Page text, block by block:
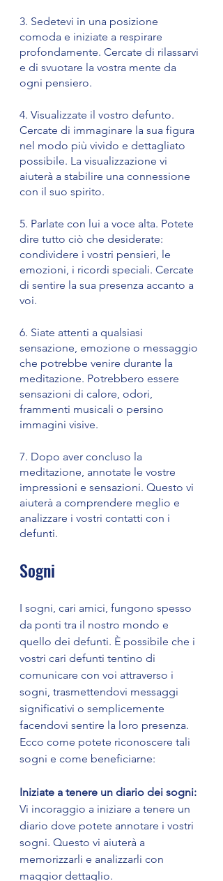
3. Sedetevi in una posizione
comoda e iniziate a respirare
profondamente. Cercate di rilassarvi
e di svuotare la vostra mente da
ogni pensiero.
4. Visualizzate il vostro defunto.
Cercate di immaginare la sua figura
nel modo più vivido e dettagliato
possibile. La visualizzazione vi
aiuterà a stabilire una connessione
con il suo spirito.
5. Parlate con lui a voce alta. Potete
dire tutto ciò che desiderate:
condividere i vostri pensieri, le
emozioni, i ricordi speciali. Cercate
di sentire la sua presenza accanto a
voi.
6. Siate attenti a qualsiasi
sensazione, emozione o messaggio
che potrebbe venire durante la
meditazione. Potrebbero essere
sensazioni di calore, odori,
frammenti musicali o persino
immagini visive.
7. Dopo aver concluso la
meditazione, annotate le vostre
impressioni e sensazioni. Questo vi
aiuterà a comprendere meglio e
analizzare i vostri contatti con i
defunti.
Sogni
I sogni, cari amici, fungono spesso
da ponti tra il nostro mondo e
quello dei defunti. È possibile che i
vostri cari defunti tentino di
comunicare con voi attraverso i
sogni, trasmettendovi messaggi
significativi o semplicemente
facendovi sentire la loro presenza.
Ecco come potete riconoscere tali
sogni e come beneficiarne:
Iniziate a tenere un diario dei sogni:
Vi incoraggio a iniziare a tenere un
diario dove potete annotare i vostri
sogni. Questo vi aiuterà a
memorizzarli e analizzarli con
maggior dettaglio.